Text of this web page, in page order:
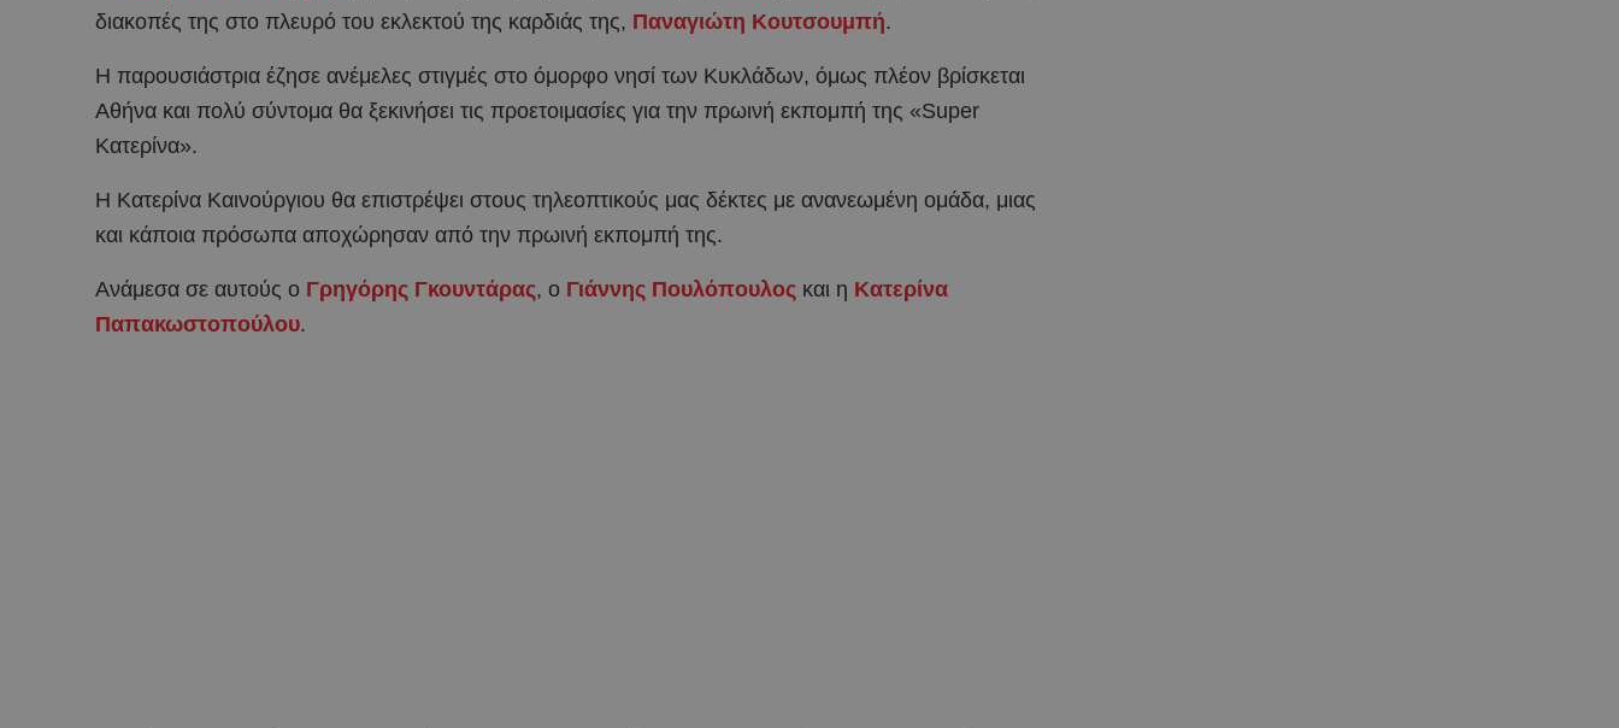
διακοπές της στο πλευρό του εκλεκτού της καρδιάς της, Παναγιώτη Κουτσουμπή.
Η παρουσιάστρια έζησε ανέμελες στιγμές στο όμορφο νησί των Κυκλάδων, όμως πλέον βρίσκεται
Αθήνα και πολύ σύντομα θα ξεκινήσει τις προετοιμασίες για την πρωινή εκπομπή της «Super
Κατερίνα».
Η Κατερίνα Καινούργιου θα επιστρέψει στους τηλεοπτικούς μας δέκτες με ανανεωμένη ομάδα, μιας
και κάποια πρόσωπα αποχώρησαν από την πρωινή εκπομπή της.
Ανάμεσα σε αυτούς ο Γρηγόρης Γκουντάρας, ο Γιάννης Πουλόπουλος και η Κατερίνα
Παπακωστοπούλου.